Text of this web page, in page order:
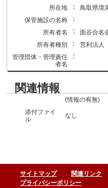
所在地
：
鳥取県境
保管施設の名称
：
所有者名 ：
面谷合名
所有者種別
：
営利法人
管理団体・管理責任
者名
：
関連情報
(情報の有無)
添付ファイ
ル
なし
サイトマップ 関連リンク
プライバシーポリシー